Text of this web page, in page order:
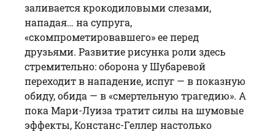
заливается крокодиловыми слезами,
нападая… на супруга,
«скомпрометировавшего» ее перед
друзьями. Развитие рисунка роли здесь
стремительно: оборона у Шубаревой
переходит в нападение, испуг — в показную
обиду, обида — в «смертельную трагедию». А
пока Мари-Луиза тратит силы на шумовые
эффекты, Констанс-Геллер настолько